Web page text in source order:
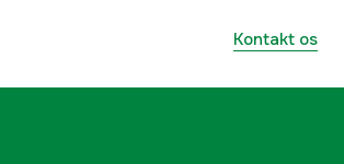
Kontakt os